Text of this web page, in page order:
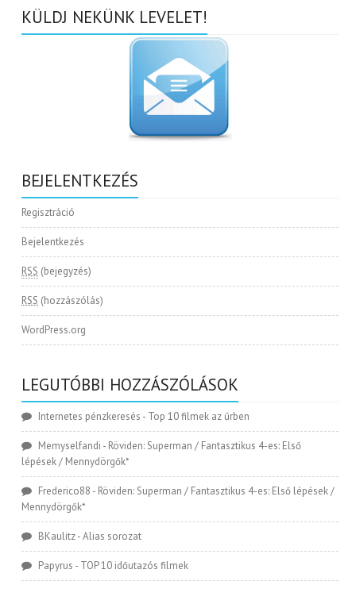
KÜLDJ NEKÜNK LEVELET!
BEJELENTKEZÉS
Regisztráció
Bejelentkezés
RSS (bejegyzés)
RSS (hozzászólás)
WordPress.org
LEGUTÓBBI HOZZÁSZÓLÁSOK
Internetes pénzkeresés - Top 10 filmek az űrben
Memyselfandi - Röviden: Superman / Fantasztikus 4-es: Első
lépések / Mennydörgők*
Frederico88 - Röviden: Superman / Fantasztikus 4-es: Első lépések /
Mennydörgők*
BKaulitz-Alias sorozat
Papyrus - TOP 10 időutazós filmek